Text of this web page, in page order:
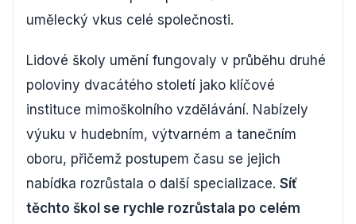
umělecký vkus celé společnosti.
Lidové školy umění fungovaly v průběhu druhé
poloviny dvacátého století jako klíčové
instituce mimoškolního vzdělávání. Nabízely
výuku v hudebním, výtvarném a tanečním
oboru, přičemž postupem času se jejich
nabídka rozrůstala o další specializace. Síť
těchto škol se rychle rozrůstala po celém